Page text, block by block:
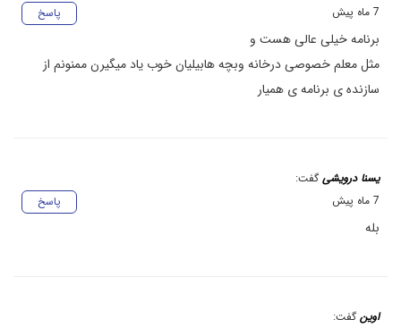
پاسخ
7 ماه پیش
برنامه خیلی عالی هست و
مثل معلم خصوصی درخانه وبچه هابیلیان خوب یاد میگیرن ممنونم از
سازنده ی برنامه ی همیار
یسنا درویشی گفت:
پاسخ
7 ماه پیش
بله
اوین گفت: